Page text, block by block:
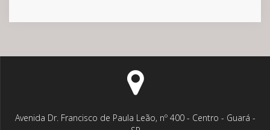
Avenida Dr. Francisco de Paula Leão, nº 400 - Centro - Guará -